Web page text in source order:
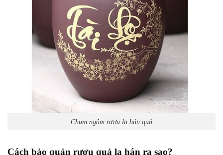
Chum ngâm rượu la hán quả
Cách bảo quản rượu quả la hán ra sao?